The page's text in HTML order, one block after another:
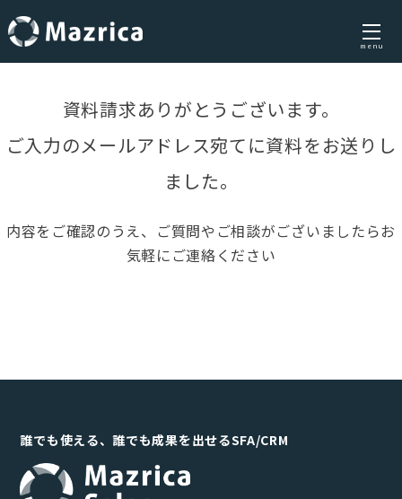
menu
資料請求ありがとうございます。
ご入力のメールアドレス宛てに資料をお送りし
ました。
内容をご確認のうえ、ご質問やご相談がございましたらお
気軽にご連絡ください
誰でも使える、誰でも成果を出せるSFA/CRM